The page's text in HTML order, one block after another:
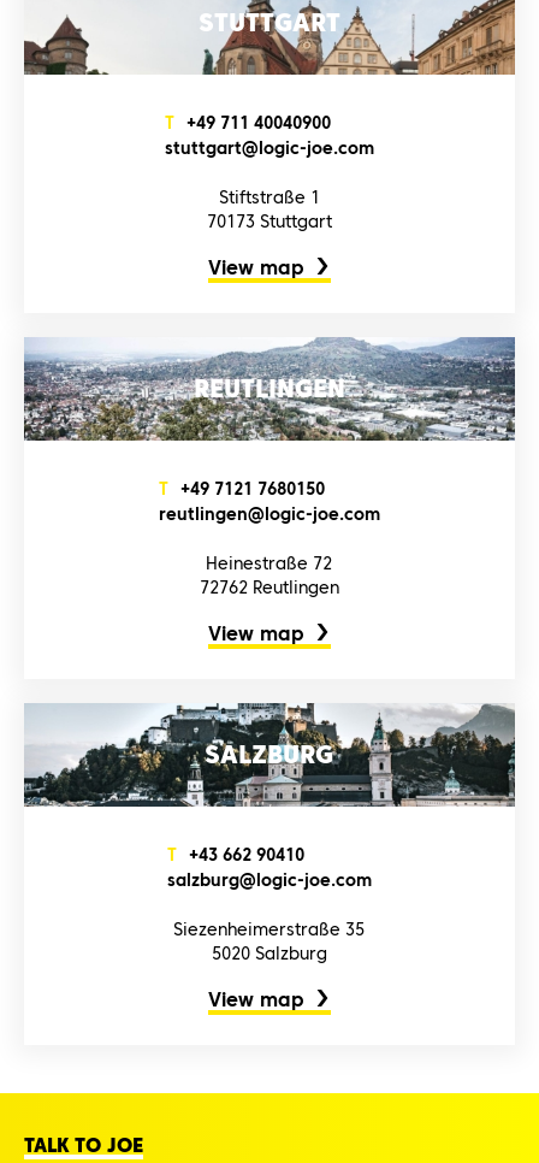
STUTTGART
T +4‌9‌ 7‌1‌1‌ 4‌0‌0‌4‌0‌9‌0‌0‌
s‌t‌u‌t‌t‌g‌a‌r‌t‌@l‌o‌g‌i‌c‌-j‌o‌e‌.c‌o‌m‌
Stiftstraße 1
70173 Stuttgart
View map
REUTLINGEN
T +4‌9‌ 7‌1‌2‌1‌ 7‌6‌8‌0‌1‌5‌0‌
r‌e‌u‌t‌l‌i‌n‌g‌e‌n‌@l‌o‌g‌i‌c‌-j‌o‌e‌.c‌o‌m‌
Heinestraße 72
72762 Reutlingen
View map
SALZBURG
T +4‌3‌ 6‌6‌2‌ 9‌0‌4‌1‌0‌
s‌a‌l‌z‌b‌u‌r‌g‌@l‌o‌g‌i‌c‌-j‌o‌e‌.c‌o‌m‌
Siezenheimerstraße 35
5020 Salzburg
View map
TALK TO JOE